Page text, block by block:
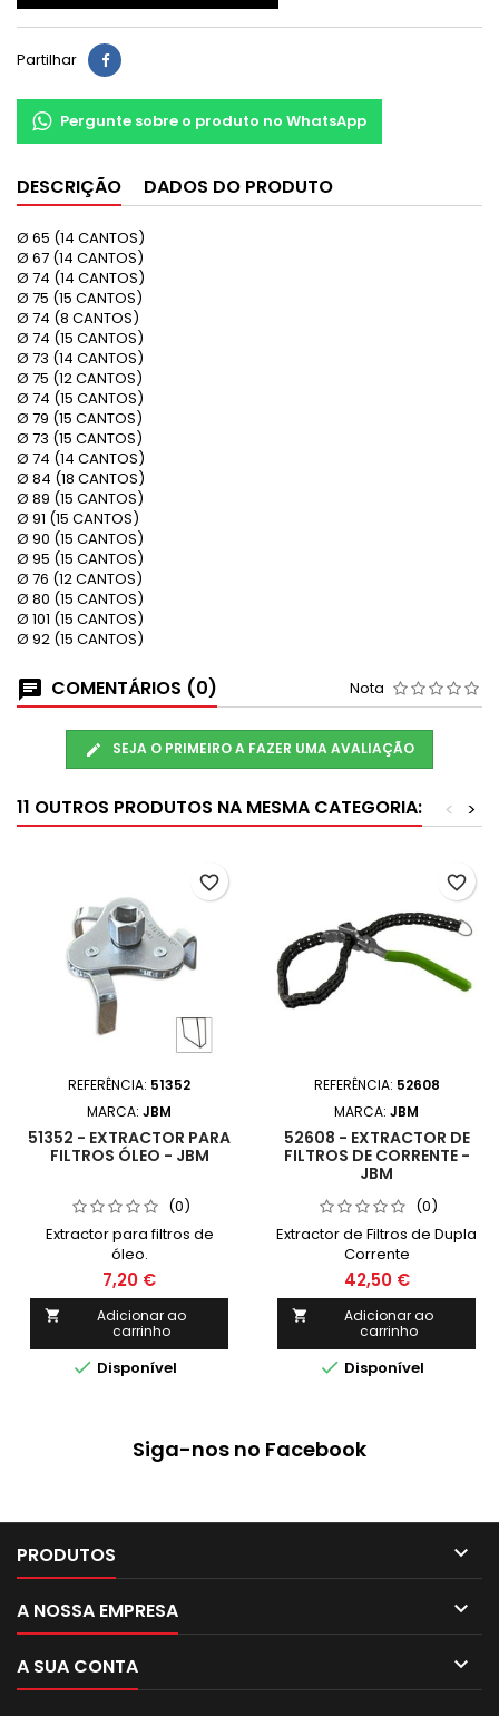
Partilhar
Pergunte sobre o produto no WhatsApp
DESCRIÇÃO DADOS DO PRODUTO
Ø 65 (14 CANTOS)
Ø 67 (14 CANTOS)
Ø 74 (14 CANTOS)
Ø 75 (15 CANTOS)
Ø 74 (8 CANTOS)
Ø 74 (15 CANTOS)
Ø 73 (14 CANTOS)
Ø 75 (12 CANTOS)
Ø 74 (15 CANTOS)
Ø 79 (15 CANTOS)
Ø 73 (15 CANTOS)
Ø 74 (14 CANTOS)
Ø 84 (18 CANTOS)
Ø 89 (15 CANTOS)
Ø 91 (15 CANTOS)
Ø 90 (15 CANTOS)
Ø 95 (15 CANTOS)
Ø 76 (12 CANTOS)
Ø 80 (15 CANTOS)
Ø 101 (15 CANTOS)
Ø 92 (15 CANTOS)
COMENTÁRIOS (0) Nota
SEJA O PRIMEIRO A FAZER UMA AVALIAÇÃO
11 OUTROS PRODUTOS NA MESMA CATEGORIA: >
<
REFERÊNCIA: 51352
MARCA: JBM
51352 - EXTRACTOR PARA
FILTROS ÓLEO - JBM
(0)
Extractor para filtros de
óleo.
7,20 €

Adicionar ao
carrinho
 Disponível
favorite_border
REFERÊNCIA: 52608
MARCA: JBM
52608 - EXTRACTOR DE
FILTROS DE CORRENTE -
JBM
(0)
Extractor de Filtros de Dupla
Corrente
42,50 €

Adicionar ao
carrinho
 Disponível
favorite_border
Siga-nos no Facebook
PRODUTOS 
A NOSSA EMPRESA 
A SUA CONTA 